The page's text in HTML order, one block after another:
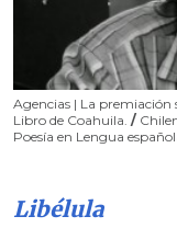
Agencias | La premiación
Libro de Coahuila. /
Poesía en Lengua
Libélula